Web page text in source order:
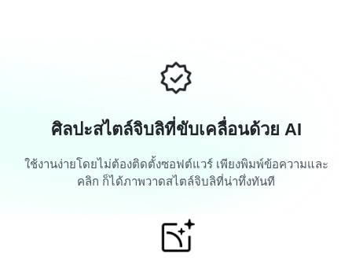
ศิลปะสไตล์จิบลิที่ขับเคลื่อนด้วย AI
ใช้งานง่ายโดยไม่ต้องติดตั้งซอฟต์แวร์ เพียงพิมพ์ข้อความและ
คลิก ก็ได้ภาพวาดสไตล์จิบลิที่น่าทึ่งทันที